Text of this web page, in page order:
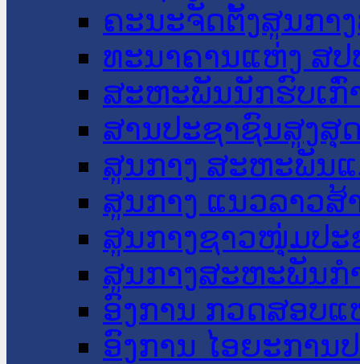
ຄະນະຈັດຕັ້ງສູນກາ
ທະນາຄານແຫ່ງ ສປ
ສະຫະພັນນັກຮົບເກົ່
ສານປະຊາຊົນສູງສຸ
ສູນກາງ ສະຫະພັນ
ສູນກາງ ແນວລາວສ້
ສູນກາງຊາວໜຸ່ມປະ
ສູນກາງສະຫະພັນກ
ອົງການ ກວດສອບແ
ອົງການ ໄອຍະການ